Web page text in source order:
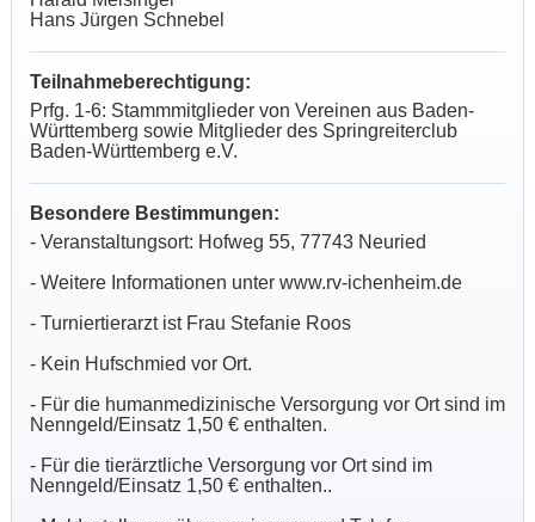
Hans Jürgen Schnebel
Teilnahmeberechtigung:
Prfg. 1-6: Stammmitglieder von Vereinen aus Baden-
Württemberg sowie Mitglieder des Springreiterclub
Baden-Württemberg e.V.
Besondere Bestimmungen:
- Veranstaltungsort: Hofweg 55, 77743 Neuried
- Weitere Informationen unter www.rv-ichenheim.de
- Turniertierarzt ist Frau Stefanie Roos
- Kein Hufschmied vor Ort.
- Für die humanmedizinische Versorgung vor Ort sind im
Nenngeld/Einsatz 1,50 € enthalten.
- Für die tierärztliche Versorgung vor Ort sind im
Nenngeld/Einsatz 1,50 € enthalten..